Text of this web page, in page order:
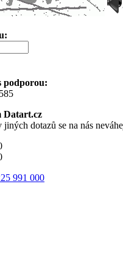
podporou:
Datart.cz
dotazů se na nás
991 000